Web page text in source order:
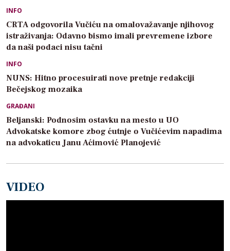
INFO
CRTA odgovorila Vučiću na omalovažavanje njihovog
istraživanja: Odavno bismo imali prevremene izbore
da naši podaci nisu tačni
INFO
NUNS: Hitno procesuirati nove pretnje redakciji
Bečejskog mozaika
GRAĐANI
Beljanski: Podnosim ostavku na mesto u UO
Advokatske komore zbog ćutnje o Vučićevim napadima
na advokaticu Janu Aćimović Planojević
VIDEO